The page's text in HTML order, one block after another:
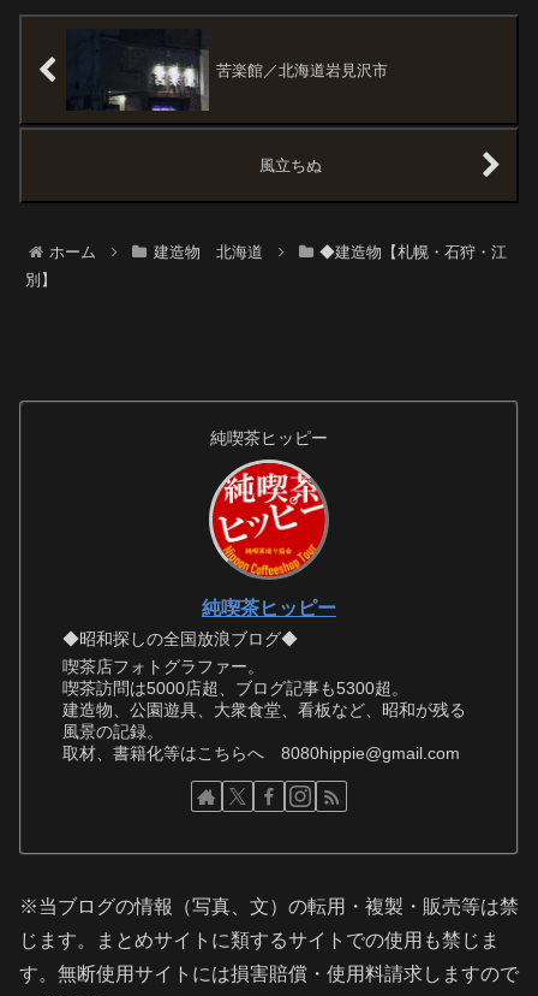
離の合計は、南北で約１．８Ｋ
３Ｋｍに。 全部...
そのあと、ロックフォールカフ
ん。展望...
苦楽館／北海道岩見沢市
風立ちぬ
ホーム 建造物 北海道
◆建造物【札幌・石狩・江
別】
純喫茶ヒッピー
純喫茶ヒッピー
◆昭和探しの全国放浪ブログ◆
喫茶店フォトグラファー。
喫茶訪問は5000店超、ブログ記事も5300超。
建造物、公園遊具、大衆食堂、看板など、昭和が残る
風景の記録。
取材、書籍化等はこちらへ 8080hippie@gmail.com
※当ブログの情報（写真、文）の転用・複製・販売等は禁
じます。まとめサイトに類するサイトでの使用も禁じま
す。無断使用サイトには損害賠償・使用料請求しますので